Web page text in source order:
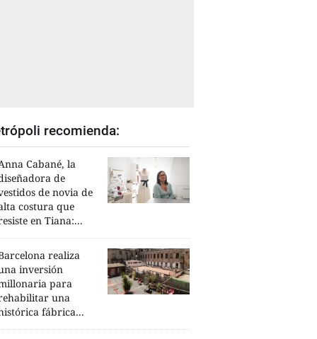
recomienda:
Cabané, la
de
de novia de
costura que
en Tiana:...
realiza
inversión
para
una
fábrica...